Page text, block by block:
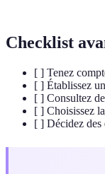
Checklist
[ ] Tenez
[ ] Établissez
[ ] Consultez
[ ] Choisissez
[ ] Décidez des